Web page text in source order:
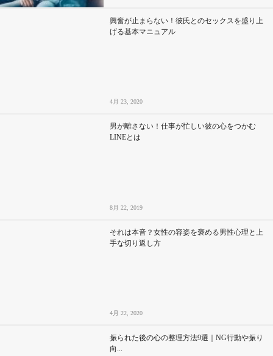
興奮が止まらない！彼氏とのセックスを盛り上
げる基本マニュアル
4月 23, 2020
男が離さない！仕事が忙しい彼の心をつかむ
LINEとは
8月 22, 2019
それは本音？女性の容姿を褒める男性心理と上
手な切り返し方
4月 22, 2020
振られた後の心の整理方法9選｜NG行動や振り
向...